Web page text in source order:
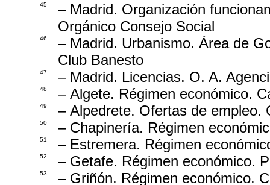
45
– Madrid. Organización
Orgánico Consejo Social
46
– Madrid. Urbanismo. Área de
Club Banesto
47 – Madrid. Licencias. O. A.
48 – Algete. Régimen económico.
49 – Alpedrete. Ofertas de empleo.
50 – Chapinería. Régimen
51 – Estremera. Régimen
52 – Getafe. Régimen económico.
53 – Griñón. Régimen económico.